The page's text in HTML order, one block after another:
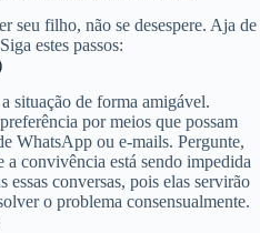
seu filho, não se desespere. Aja de
estes passos:
situação de forma amigável.
por meios que possam
WhatsApp ou e-mails. Pergunte,
convivência está sendo impedida
essas conversas, pois elas servirão
o problema consensualmente.